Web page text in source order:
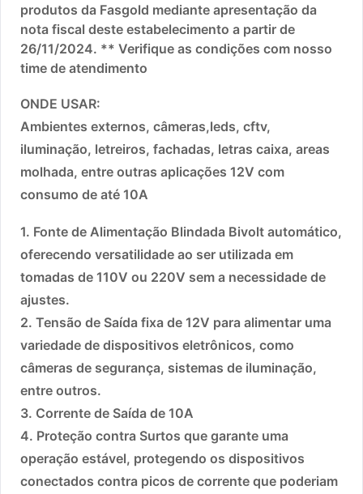
produtos da Fasgold mediante apresentação da
nota fiscal deste estabelecimento a partir de
26/11/2024. ** Verifique as condições com nosso
time de atendimento
ONDE USAR:
Ambientes externos, câmeras,leds, cftv,
iluminação, letreiros, fachadas, letras caixa, areas
molhada, entre outras aplicações 12V com
consumo de até 10A
1. Fonte de Alimentação Blindada Bivolt automático,
oferecendo versatilidade ao ser utilizada em
tomadas de 110V ou 220V sem a necessidade de
ajustes.
2. Tensão de Saída fixa de 12V para alimentar uma
variedade de dispositivos eletrônicos, como
câmeras de segurança, sistemas de iluminação,
entre outros.
3. Corrente de Saída de 10A
4. Proteção contra Surtos que garante uma
operação estável, protegendo os dispositivos
conectados contra picos de corrente que poderiam